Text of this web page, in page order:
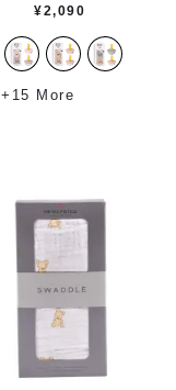
¥2,090
+15 More